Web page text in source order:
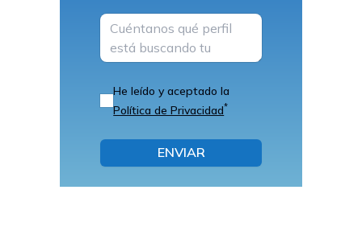
Mensaje
He leído y aceptado la
Política de Privacidad*
ENVIAR